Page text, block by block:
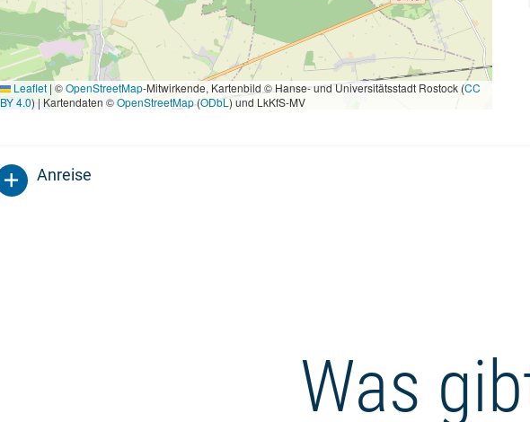
Leaflet | ©OpenStreetMap-Mitwirkende, Kartenbild © Hanse- und Universitätsstadt Rostock (CC
BY 4.0) | Kartendaten ©OpenStreetMap(ODbL) und LkKfS-MV
Anreise
Was